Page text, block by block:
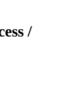
/